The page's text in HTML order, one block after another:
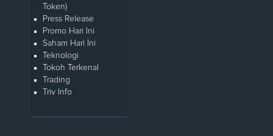
Token)
Press Release
Promo Hari Ini
Saham Hari Ini
Teknologi
Tokoh Terkenal
Trading
Triv Info